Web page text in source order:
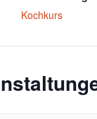
Kochkurs